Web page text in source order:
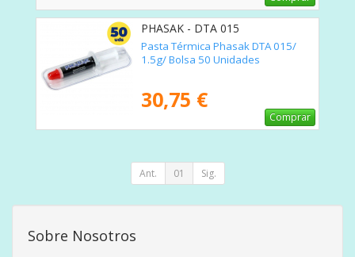
PHASAK - DTA 015
Pasta Térmica Phasak DTA 015/
1.5g/ Bolsa 50 Unidades
30,75 €
Comprar
Ant. 01 Sig.
Sobre Nosotros